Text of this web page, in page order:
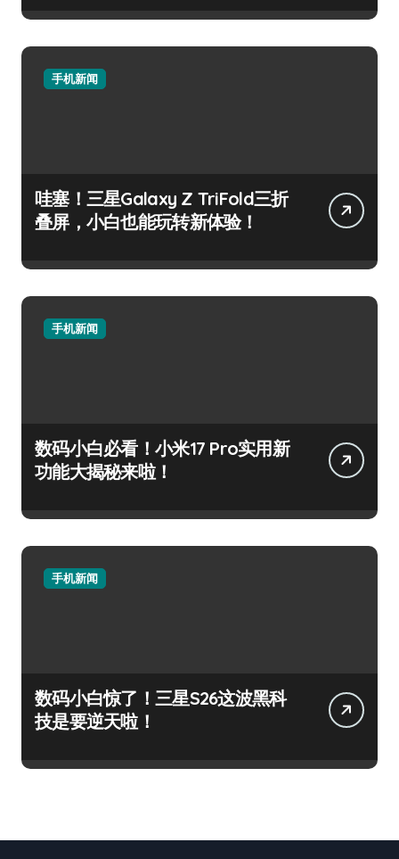
手机新闻
哇塞！三星Galaxy Z TriFold三折
叠屏，小白也能玩转新体验！
手机新闻
数码小白必看！小米17 Pro实用新
功能大揭秘来啦！
手机新闻
数码小白惊了！三星S26这波黑科
技是要逆天啦！